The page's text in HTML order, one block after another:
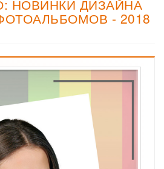
НОВИНКИ ДИЗАЙНА
- 2018